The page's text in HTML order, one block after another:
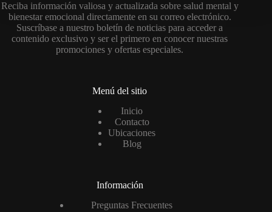
Reciba información valiosa y actualizada sobre salud mental y
bienestar emocional directamente en su correo electrónico.
Suscríbase a nuestro boletín de noticias para acceder a
contenido exclusivo y ser el primero en conocer nuestras
promociones y ofertas especiales.
Menú del sitio
Inicio
Contacto
Ubicaciones
Blog
Información
Preguntas Frecuentes